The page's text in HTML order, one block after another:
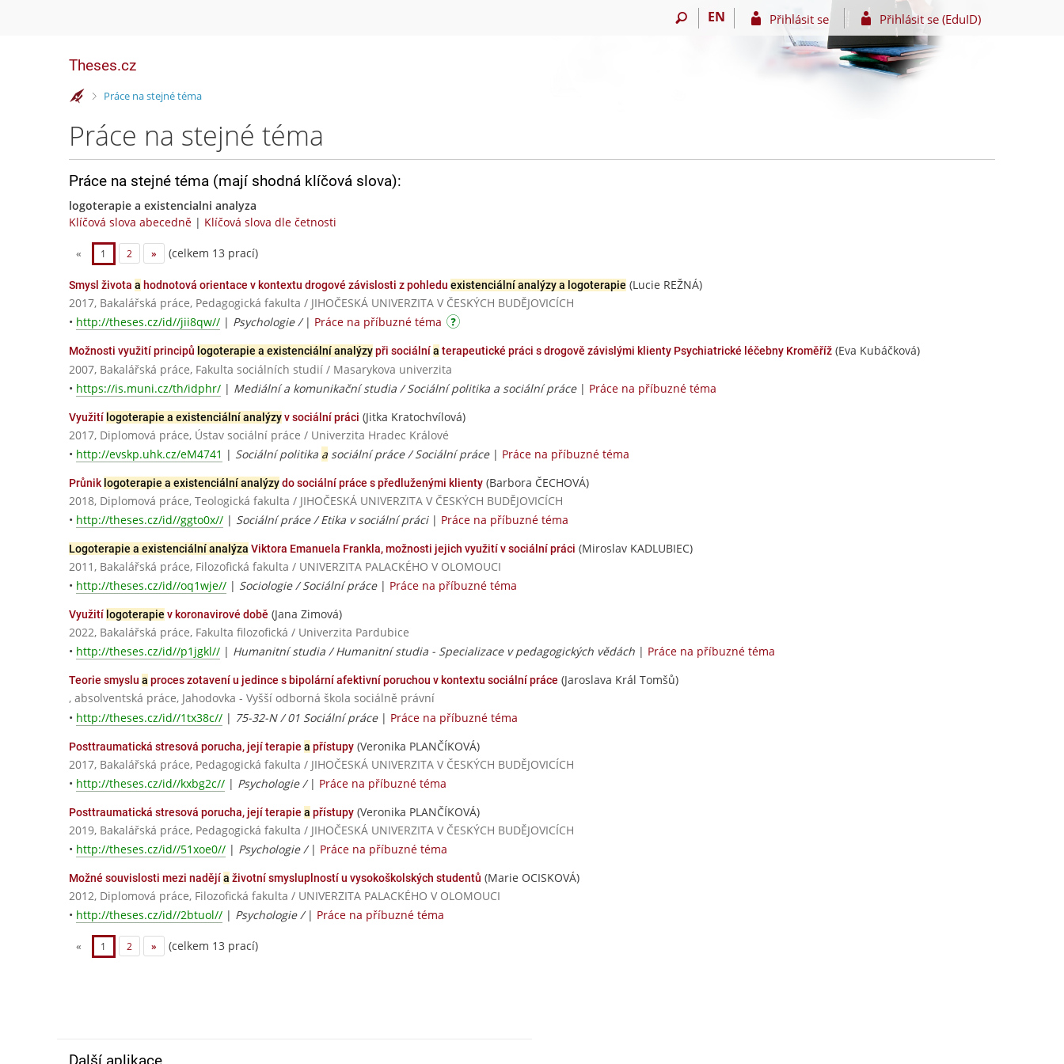
EN Přihlásit se Přihlásit se (EduID)
Theses.cz
>Práce na stejné téma
Práce na stejné téma
Práce na stejné téma (mají shodná klíčová slova):
logoterapie a existencialni analyza
Klíčová slova abecedně | Klíčová slova dle četnosti
« 1 2 » (celkem 13 prací)
Smysl života a hodnotová orientace v kontextu drogové závislosti z pohledu existenciální analýzy a logoterapie (Lucie REŽNÁ)
2017, Bakalářská práce, Pedagogická fakulta / JIHOČESKÁ UNIVERZITA V ČESKÝCH BUDĚJOVICÍCH
• http://theses.cz/id//jii8qw// | Psychologie / | Práce na příbuzné téma
Možnosti využití principů logoterapie a existenciální analýzypři sociálnía terapeutické práci s drogově závislými klienty Psychiatrické léčebny Kroměříž (Eva Kubáčková)
2007, Bakalářská práce, Fakulta sociálních studií / Masarykova univerzita
• https://is.muni.cz/th/idphr/ | Mediální a komunikační studia / Sociální politika a sociální práce| Práce na příbuzné téma
Využití logoterapie a existenciální analýzyv sociální práci (Jitka Kratochvílová)
2017, Diplomová práce, Ústav sociální práce / Univerzita Hradec Králové
• http://evskp.uhk.cz/eM4741 | Sociální politika a sociální práce / Sociální práce| Práce na příbuzné téma
Průnik logoterapie a existenciální analýzydo sociální práce s předluženými klienty (Barbora ČECHOVÁ)
2018, Diplomová práce, Teologická fakulta / JIHOČESKÁ UNIVERZITA V ČESKÝCH BUDĚJOVICÍCH
• http://theses.cz/id//ggto0x// | Sociální práce / Etika v sociální práci| Práce na příbuzné téma
Logoterapie a existenciální analýza Viktora Emanuela Frankla, možnosti jejich využití v sociální práci (Miroslav KADLUBIEC)
2011, Bakalářská práce, Filozofická fakulta / UNIVERZITA PALACKÉHO V OLOMOUCI
• http://theses.cz/id//oq1wje// | Sociologie / Sociální práce| Práce na příbuzné téma
Využití logoterapie v koronavirové době (Jana Zimová)
2022, Bakalářská práce, Fakulta filozofická / Univerzita Pardubice
• http://theses.cz/id//p1jgkl// | Humanitní studia / Humanitní studia - Specializace v pedagogických vědách | Práce na příbuzné téma
Teorie smyslu a proces zotavení u jedince s bipolární afektivní poruchou v kontextu sociální práce (Jaroslava Král Tomšů)
, absolventská práce, Jahodovka - Vyšší odborná škola sociálně právní
• http://theses.cz/id//1tx38c// | 75-32-N / 01 Sociální práce| Práce na příbuzné téma
Posttraumatická stresová porucha, její terapie a přístupy (Veronika PLANČÍKOVÁ)
2017, Bakalářská práce, Pedagogická fakulta / JIHOČESKÁ UNIVERZITA V ČESKÝCH BUDĚJOVICÍCH
• http://theses.cz/id//kxbg2c// | Psychologie / | Práce na příbuzné téma
Posttraumatická stresová porucha, její terapie a přístupy (Veronika PLANČÍKOVÁ)
2019, Bakalářská práce, Pedagogická fakulta / JIHOČESKÁ UNIVERZITA V ČESKÝCH BUDĚJOVICÍCH
• http://theses.cz/id//51xoe0// | Psychologie / | Práce na příbuzné téma
Možné souvislosti mezi nadějía životní smysluplností u vysokoškolských studentů (Marie OCISKOVÁ)
2012, Diplomová práce, Filozofická fakulta / UNIVERZITA PALACKÉHO V OLOMOUCI
• http://theses.cz/id//2btuol// | Psychologie / | Práce na příbuzné téma
« 1 2 » (celkem 13 prací)